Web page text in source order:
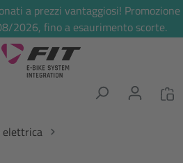
a prezzi vantaggiosi! Promozione
2026, fino a esaurimento scorte.
elettrica